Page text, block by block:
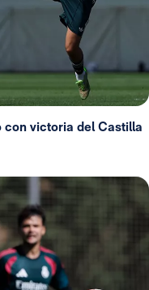
con victoria del Castilla